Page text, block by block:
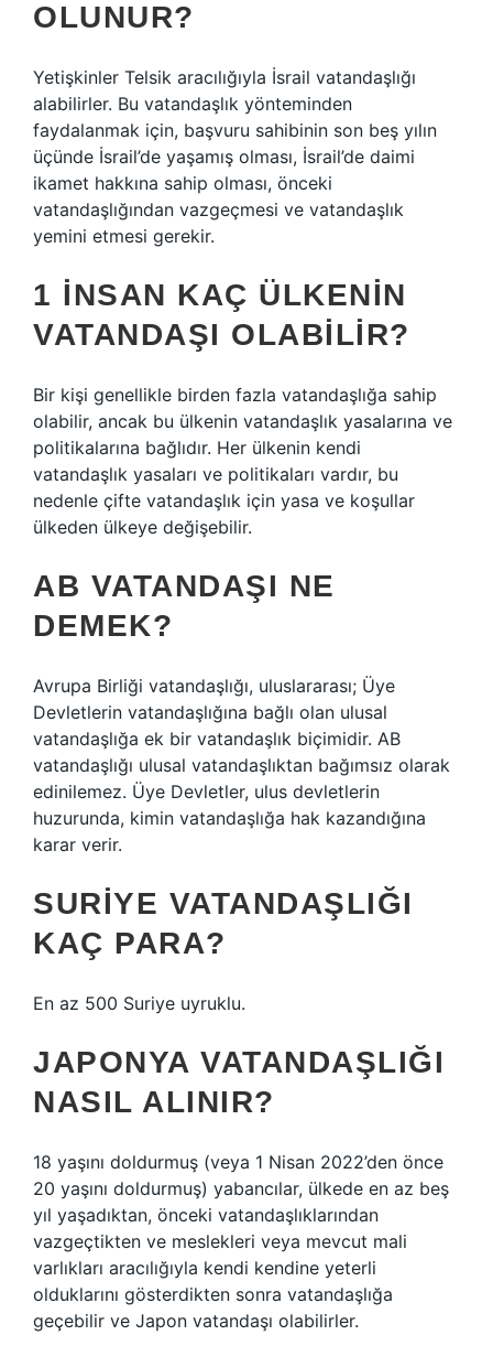
OLUNUR?
Yetişkinler Telsik aracılığıyla İsrail vatandaşlığı
alabilirler. Bu vatandaşlık yönteminden
faydalanmak için, başvuru sahibinin son beş yılın
üçünde İsrail’de yaşamış olması, İsrail’de daimi
ikamet hakkına sahip olması, önceki
vatandaşlığından vazgeçmesi ve vatandaşlık
yemini etmesi gerekir.
1 INSAN KAÇ ÜLKENIN
VATANDAŞI OLABILIR?
Bir kişi genellikle birden fazla vatandaşlığa sahip
olabilir, ancak bu ülkenin vatandaşlık yasalarına ve
politikalarına bağlıdır. Her ülkenin kendi
vatandaşlık yasaları ve politikaları vardır, bu
nedenle çifte vatandaşlık için yasa ve koşullar
ülkeden ülkeye değişebilir.
AB VATANDAŞI NE
DEMEK?
Avrupa Birliği vatandaşlığı, uluslararası; Üye
Devletlerin vatandaşlığına bağlı olan ulusal
vatandaşlığa ek bir vatandaşlık biçimidir. AB
vatandaşlığı ulusal vatandaşlıktan bağımsız olarak
edinilemez. Üye Devletler, ulus devletlerin
huzurunda, kimin vatandaşlığa hak kazandığına
karar verir.
SURIYE VATANDAŞLIĞI
KAÇ PARA?
En az 500 Suriye uyruklu.
JAPONYA VATANDAŞLIĞI
NASIL ALINIR?
18 yaşını doldurmuş (veya 1 Nisan 2022’den önce
20 yaşını doldurmuş) yabancılar, ülkede en az beş
yıl yaşadıktan, önceki vatandaşlıklarından
vazgeçtikten ve meslekleri veya mevcut mali
varlıkları aracılığıyla kendi kendine yeterli
olduklarını gösterdikten sonra vatandaşlığa
geçebilir ve Japon vatandaşı olabilirler.